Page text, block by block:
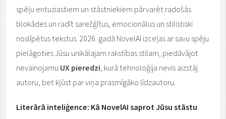
spēļu entuziastiem un stāstniekiem pārvarēt radošās
blokādes un radīt sarežģītus, emocionālus un stilistiski
noslīpētus tekstus. 2026. gadā NovelAI izceļas ar savu spēju
pielāgoties Jūsu unikālajam rakstības stilam, piedāvājot
nevainojamu UX pieredzi , kurā tehnoloģija nevis aizstāj
autoru, bet kļūst par viņa prasmīgāko līdzautoru.
Literārā inteliģence: Kā NovelAI saprot Jūsu stāstu